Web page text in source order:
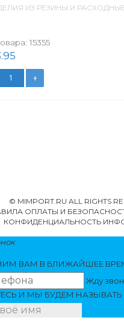
ИЗ РЕЗИНЫ И
15355
© MIMPORT.RU ALL RIGHTS
ОПЛАТЫ И
КОНФИДЕНЦИАЛЬНОСТЬ
ВАМ В БЛИЖАЙШЕЕ
Жду
И МЫ БУДЕМ